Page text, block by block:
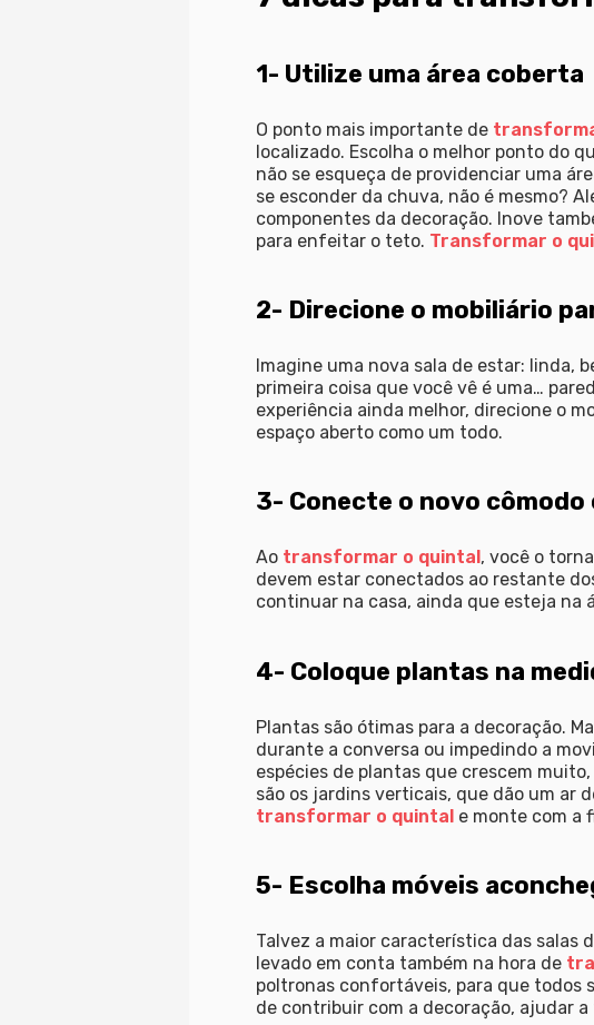
1- Utilize uma área coberta
O ponto mais importante de
localizado. Escolha o melhor ponto do
não se esqueça de providenciar uma
se esconder da chuva, não é mesmo?
componentes da decoração. Inove
para enfeitar o teto. Transformar o
2- Direcione o mobiliário
Imagine uma nova sala de estar: linda,
primeira coisa que você vê é uma…
experiência ainda melhor, direcione o
espaço aberto como um todo.
3- Conecte o novo
Ao transformar o quintal , você o
devem estar conectados ao restante
continuar na casa, ainda que esteja na
4- Coloque plantas na
Plantas são ótimas para a decoração.
durante a conversa ou impedindo a
espécies de plantas que crescem
são os jardins verticais, que dão um ar
transformar o quintale monte com a
5- Escolha móveis
Talvez a maior característica das salas
levado em conta também na hora de
poltronas confortáveis, para que todos
de contribuir com a decoração, ajudar